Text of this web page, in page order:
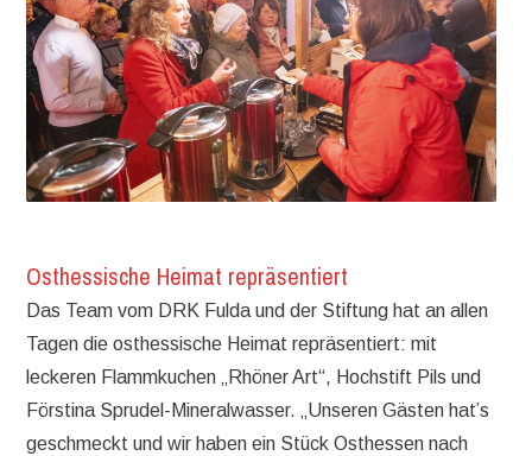
Osthessische Heimat repräsentiert
Das Team vom DRK Fulda und der Stiftung hat an allen
Tagen die osthessische Heimat repräsentiert: mit
leckeren Flammkuchen „Rhöner Art“, Hochstift Pils und
Förstina Sprudel-Mineralwasser. „Unseren Gästen hat’s
geschmeckt und wir haben ein Stück Osthessen nach